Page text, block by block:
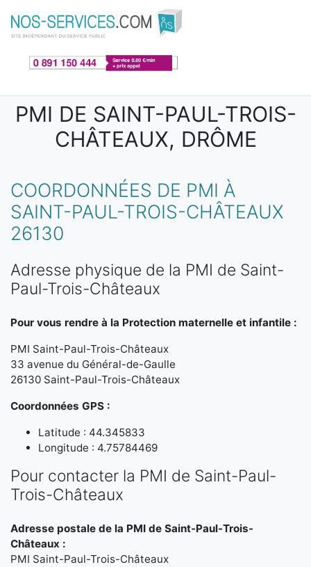
Aller au contenu principal
PMI DE SAINT-PAUL-TROIS-
CHÂTEAUX, DRÔME
COORDONNÉES DE PMI À
SAINT-PAUL-TROIS-CHÂTEAUX
26130
Adresse physique de la PMI de Saint-
Paul-Trois-Châteaux
Pour vous rendre à la Protection maternelle et infantile :
PMI Saint-Paul-Trois-Châteaux
33 avenue du Général-de-Gaulle
26130 Saint-Paul-Trois-Châteaux
Coordonnées GPS :
Latitude : 44.345833
Longitude : 4.75784469
Pour contacter la PMI de Saint-Paul-
Trois-Châteaux
Adresse postale de la PMI de Saint-Paul-Trois-
Châteaux :
PMI Saint-Paul-Trois-Châteaux